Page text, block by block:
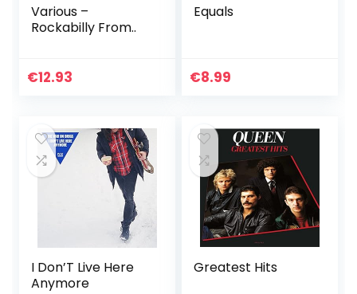
Various –
Rockabilly From..
€12.93
Equals
€8.99
I Don’T Live Here
Anymore
Greatest Hits